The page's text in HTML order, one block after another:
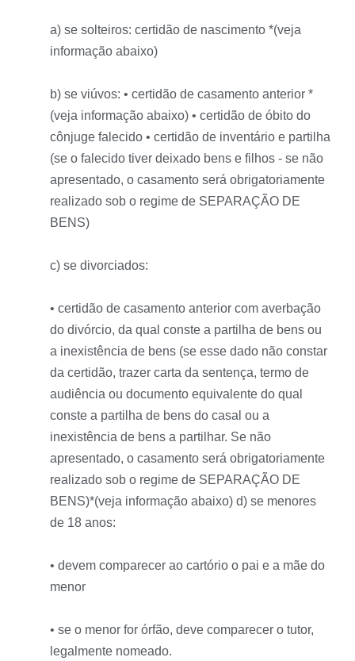
a) se solteiros: certidão de nascimento *(veja
informação abaixo)
b) se viúvos: • certidão de casamento anterior *
(veja informação abaixo) • certidão de óbito do
cônjuge falecido • certidão de inventário e partilha
(se o falecido tiver deixado bens e filhos - se não
apresentado, o casamento será obrigatoriamente
realizado sob o regime de SEPARAÇÃO DE
BENS)
c) se divorciados:
• certidão de casamento anterior com averbação
do divórcio, da qual conste a partilha de bens ou
a inexistência de bens (se esse dado não constar
da certidão, trazer carta da sentença, termo de
audiência ou documento equivalente do qual
conste a partilha de bens do casal ou a
inexistência de bens a partilhar. Se não
apresentado, o casamento será obrigatoriamente
realizado sob o regime de SEPARAÇÃO DE
BENS)*(veja informação abaixo) d) se menores
de 18 anos:
• devem comparecer ao cartório o pai e a mãe do
menor
• se o menor for órfão, deve comparecer o tutor,
legalmente nomeado.